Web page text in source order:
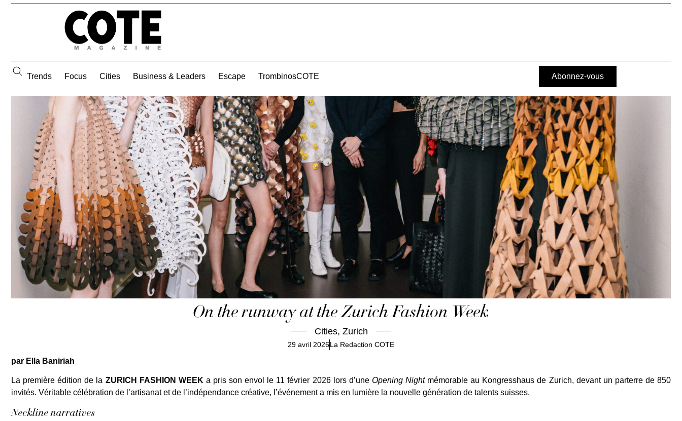
Trends Focus Cities Business & Leaders Escape TrombinosCOTE Abonnez-vous
On the runway at the Zurich Fashion Week
Cities, Zurich
29 avril 2026La Redaction COTE
par Ella Baniriah
La première édition de la ZURICH FASHION WEEK a pris son envol le 11 février 2026 lors d’une Opening Nightmémorable au Kongresshaus de Zurich, devant un parterre de 850
invités. Véritable célébration de l’artisanat et de l’indépendance créative, l’événement a mis en lumière la nouvelle génération de talents suisses.
Neckline narratives